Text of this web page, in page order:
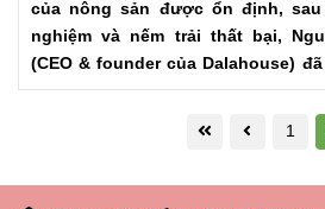
của nông sản được ổn định,
nghiệm và nếm trải thất bại,
(CEO & founder của Dalahouse)
sản phẩm bột rau củ sấy lạnh
1